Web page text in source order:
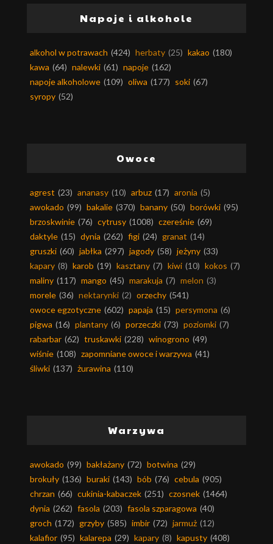
Napoje i alkohole
alkohol w potrawach (424) herbaty (25) kakao (180)
kawa (64) nalewki (61) napoje (162)
napoje alkoholowe (109) oliwa (177) soki (67)
syropy (52)
Owoce
agrest (23) ananasy (10) arbuz (17) aronia (5)
awokado (99) bakalie (370) banany (50) borówki (95)
brzoskwinie (76) cytrusy (1008) czereśnie (69)
daktyle (15) dynia (262) figi (24) granat (14)
gruszki (60) jabłka (297) jagody (58) jeżyny (33)
kapary (8) karob (19) kasztany (7) kiwi (10) kokos (7)
maliny (117) mango (45) marakuja (7) melon (3)
morele (36) nektarynki (2) orzechy (541)
owoce egzotyczne (602) papaja (15) persymona (6)
pigwa (16) plantany (6) porzeczki (73) poziomki (7)
rabarbar (62) truskawki (228) winogrono (49)
wiśnie (108) zapomniane owoce i warzywa (41)
śliwki (137) żurawina (110)
Warzywa
awokado (99) bakłażany (72) botwina (29)
brokuły (136) buraki (143) bób (76) cebula (905)
chrzan (66) cukinia-kabaczek (251) czosnek (1464)
dynia (262) fasola (203) fasola szparagowa (40)
groch (172) grzyby (585) imbir (72) jarmuż (12)
kalafior (95) kalarepa (29) kapary (8) kapusty (408)